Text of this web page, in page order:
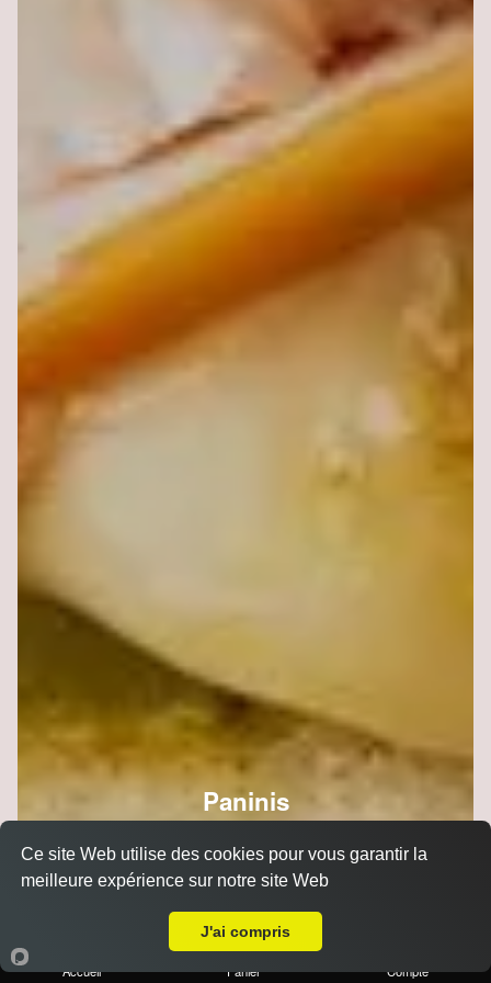
Paninis
Accueil Panier Compte
Ce site Web utilise des cookies pour vous garantir la
meilleure expérience sur notre site Web
J'ai compris